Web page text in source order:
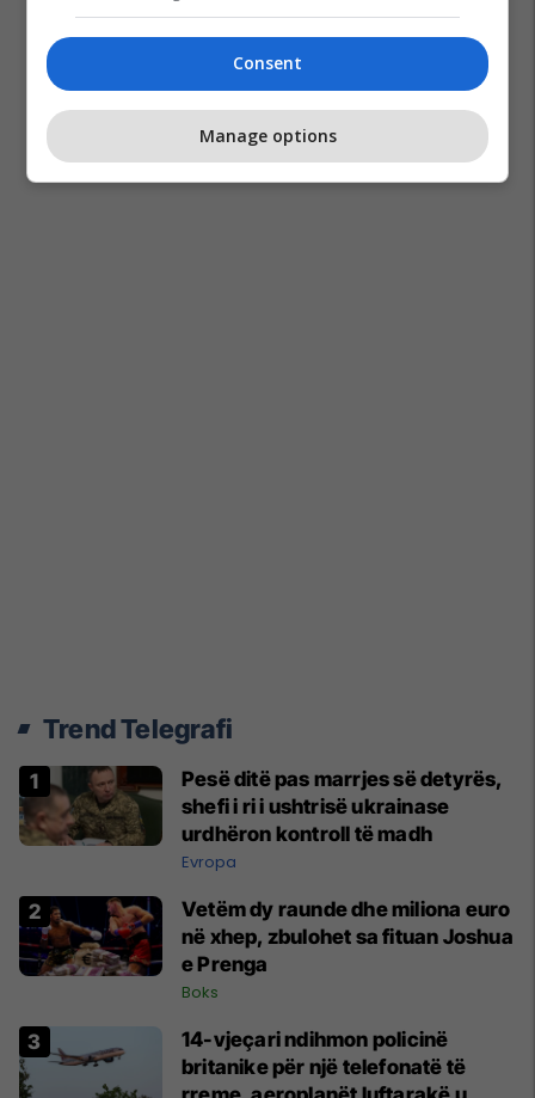
Trend Telegrafi
Pesë ditë pas marrjes së detyrës,
shefi i ri i ushtrisë ukrainase
urdhëron kontroll të madh
Evropa
Vetëm dy raunde dhe miliona euro
në xhep, zbulohet sa fituan Joshua
e Prenga
Boks
14-vjeçari ndihmon policinë
britanike për një telefonatë të
Consent
Manage options